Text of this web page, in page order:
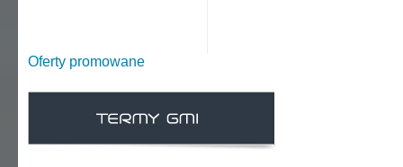
Oferty promowane